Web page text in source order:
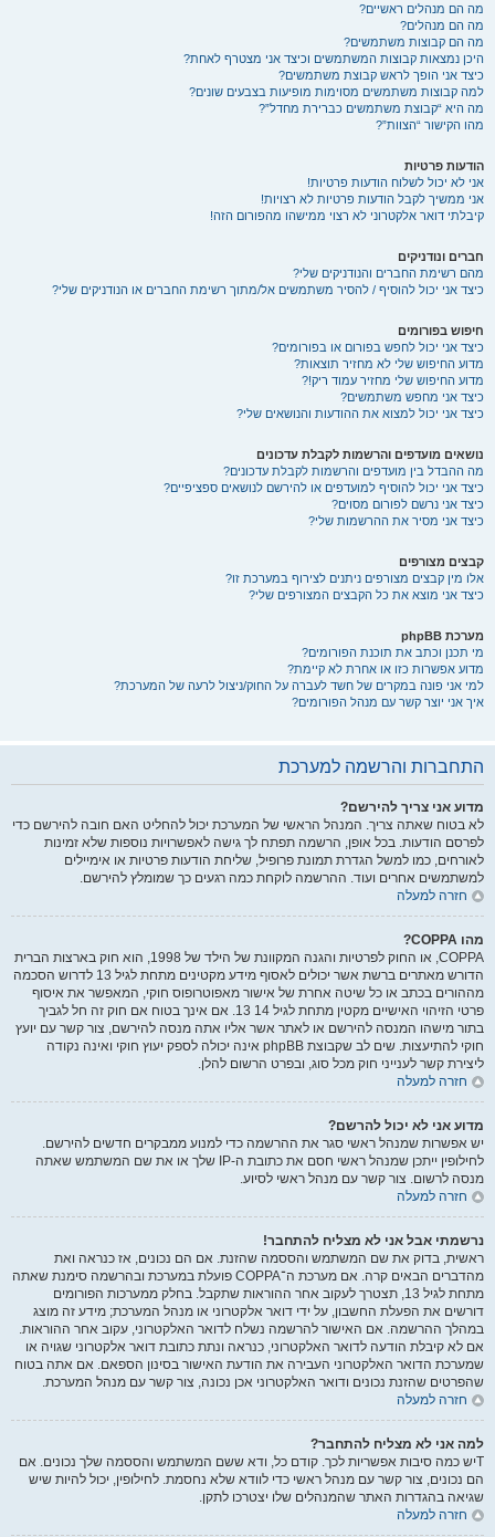
מה הם מנהלים ראשיים?
מה הם מנהלים?
מה הם קבוצות משתמשים?
היכן נמצאות קבוצות המשתמשים וכיצד אני מצטרף לאחת?
כיצד אני הופך לראש קבוצת משתמשים?
למה קבוצות משתמשים מסוימות מופיעות בצבעים שונים?
מה היא “קבוצת משתמשים כברירת מחדל”?
מהו הקישור “הצוות”?
הודעות פרטיות
אני לא יכול לשלוח הודעות פרטיות!
אני ממשיך לקבל הודעות פרטיות לא רצויות!
קיבלתי דואר אלקטרוני לא רצוי ממישהו מהפורום הזה!
חברים ונודניקים
מהם רשימת החברים והנודניקים שלי?
כיצד אני יכול להוסיף / להסיר משתמשים אל/מתוך רשימת החברים או הנודניקים שלי?
חיפוש בפורומים
כיצד אני יכול לחפש בפורום או בפורומים?
מדוע החיפוש שלי לא מחזיר תוצאות?
מדוע החיפוש שלי מחזיר עמוד ריק!?
כיצד אני מחפש משתמשים?
כיצד אני יכול למצוא את ההודעות והנושאים שלי?
נושאים מועדפים והרשמות לקבלת עדכונים
מה ההבדל בין מועדפים והרשמות לקבלת עדכונים?
כיצד אני יכול להוסיף למועדפים או להירשם לנושאים ספציפיים?
כיצד אני נרשם לפורום מסוים?
כיצד אני מסיר את ההרשמות שלי?
קבצים מצורפים
אלו מין קבצים מצורפים ניתנים לצירוף במערכת זו?
כיצד אני מוצא את כל הקבצים המצורפים שלי?
מערכת phpBB
מי תכנן וכתב את תוכנת הפורומים?
מדוע אפשרות כזו או אחרת לא קיימת?
למי אני פונה במקרים של חשד לעברה על החוק/ניצול לרעה של המערכת?
איך אני יוצר קשר עם מנהל הפורומים?
התחברות והרשמה למערכת
מדוע אני צריך להירשם?
לא בטוח שאתה צריך. המנהל הראשי של המערכת יכול להחליט האם חובה להירשם כדי
לפרסם הודעות. בכל אופן, הרשמה תפתח לך גישה לאפשרויות נוספות שלא זמינות
לאורחים, כמו למשל הגדרת תמונת פרופיל, שליחת הודעות פרטיות או אימיילים
למשתמשים אחרים ועוד. ההרשמה לוקחת כמה רגעים כך שמומלץ להירשם.
חזרה למעלה
מהו COPPA?
COPPA, או החוק לפרטיות והגנה המקוונת של הילד של 1998, הוא חוק בארצות הברית
הדורש מאתרים ברשת אשר יכולים לאסוף מידע מקטינים מתחת לגיל 13 לדרוש הסכמה
מההורים בכתב או כל שיטה אחרת של אישור מאפוטרופוס חוקי, המאפשר את איסוף
פרטי הזיהוי האישיים מקטין מתחת לגיל 14 13. אם אינך בטוח אם חוק זה חל לגביך
בתור מישהו המנסה להירשם או לאתר אשר אליו אתה מנסה להירשם, צור קשר עם יועץ
חוקי להתיעצות. שים לב שקבוצת phpBB אינה יכולה לספק יעוץ חוקי ואינה נקודה
ליצירת קשר לענייני חוק מכל סוג, ובפרט הרשום להלן.
חזרה למעלה
מדוע אני לא יכול להרשם?
יש אפשרות שמנהל ראשי סגר את ההרשמה כדי למנוע ממבקרים חדשים להירשם.
לחילופין ייתכן שמנהל ראשי חסם את כתובת ה-IP שלך או את שם המשתמש שאתה
מנסה לרשום. צור קשר עם מנהל ראשי לסיוע.
חזרה למעלה
נרשמתי אבל אני לא מצליח להתחבר!
ראשית, בדוק את שם המשתמש והססמה שהזנת. אם הם נכונים, אז כנראה ואת
מהדברים הבאים קרה. אם מערכת ה־COPPA פועלת במערכת ובהרשמה סימנת שאתה
מתחת לגיל 13, תצטרך לעקוב אחר ההוראות שתקבל. בחלק ממערכות הפורומים
דורשים את הפעלת החשבון, על ידי דואר אלקטרוני או מנהל המערכת; מידע זה מוצג
במהלך ההרשמה. אם האישור להרשמה נשלח לדואר האלקטרוני, עקוב אחר ההוראות.
אם לא קיבלת הודעה לדואר האלקטרוני, כנראה ונתת כתובת דואר אלקטרוני שגויה או
שמערכת הדואר האלקטרוני העבירה את הודעת האישור בסינון הספאם. אם אתה בטוח
שהפרטים שהזנת נכונים ודואר האלקטרוני אכן נכונה, צור קשר עם מנהל המערכת.
חזרה למעלה
למה אני לא מצליח להתחבר?
Tיש כמה סיבות אפשריות לכך. קודם כל, ודא ששם המשתמש והססמה שלך נכונים. אם
הם נכונים, צור קשר עם מנהל ראשי כדי לוודא שלא נחסמת. לחילופין, יכול להיות שיש
שגיאה בהגדרות האתר שהמנהלים שלו יצטרכו לתקן.
חזרה למעלה